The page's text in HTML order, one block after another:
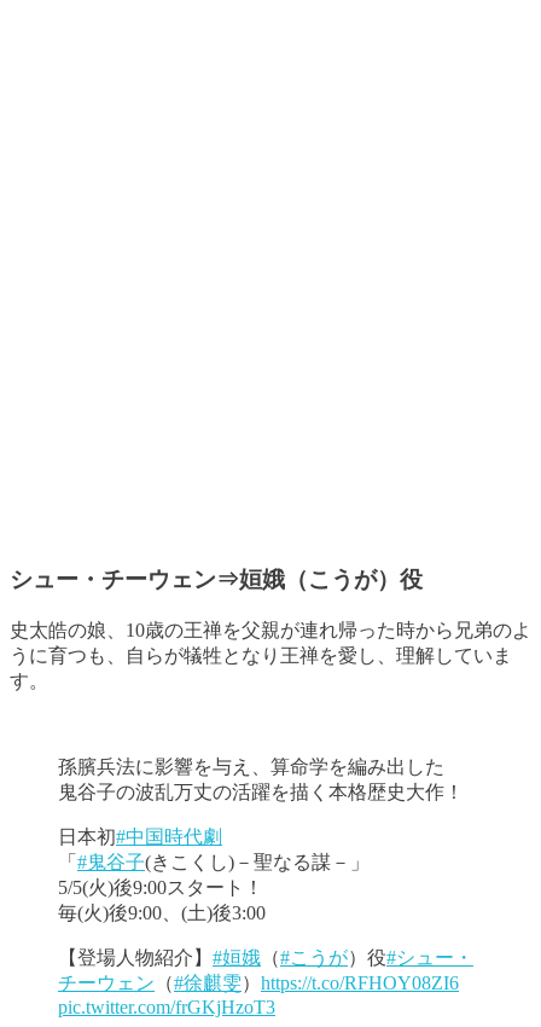
シュー・チーウェン⇒姮娥（こうが）役
史太皓の娘、10歳の王禅を父親が連れ帰った時から兄弟のよ
うに育つも、自らが犠牲となり王禅を愛し、理解していま
す。
孫臏兵法に影響を与え、算命学を編み出した
鬼谷子の波乱万丈の活躍を描く本格歴史大作！
日本初#中国時代劇
「 #鬼谷子(きこくし)－聖なる謀－」
5/5(火)後9:00スタート！
毎(火)後9:00、(土)後3:00
【登場人物紹介】 #姮娥 （#こうが）役#シュー・
チーウェン （#徐麒雯） https://t.co/RFHOY08ZI6
pic.twitter.com/frGKjHzoT3